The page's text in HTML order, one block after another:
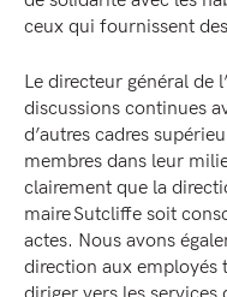
ceux qui fournissent
Le directeur général de
discussions continues
d’autres cadres
membres dans leur
clairement que la
maire Sutcliffe soit
actes. Nous avons
direction aux employés